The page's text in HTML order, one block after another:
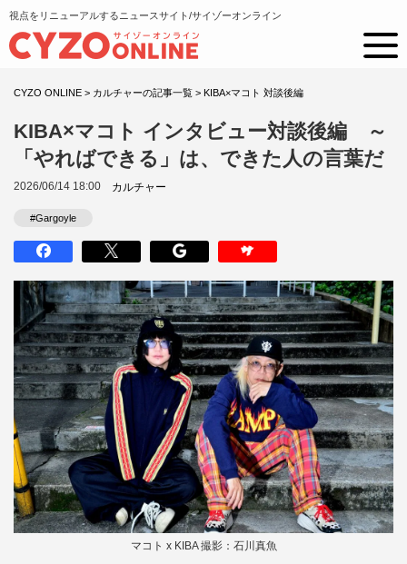
視点をリニューアルするニュースサイト/サイゾーオンライン
CYZO ONLINE > カルチャーの記事一覧 > KIBA×マコト 対談後編
KIBA×マコト インタビュー対談後編 ～
「やればできる」は、できた人の言葉だ
2026/06/14 18:00 カルチャー
#Gargoyle
マコト x KIBA 撮影：石川真魚